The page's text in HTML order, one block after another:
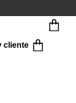
cliente